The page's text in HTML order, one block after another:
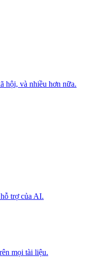
hội, và nhiều hơn nữa.
trợ của AI.
mọi tài liệu.